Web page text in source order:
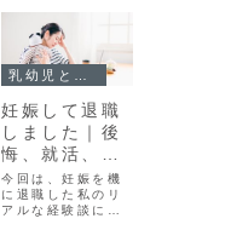
妊娠して退職
しました｜後
悔、就活、保
育園とかアラ
サーママのリ
アルを話しま
今回は、妊娠を機
に退職した私のリ
アルな経験談につ